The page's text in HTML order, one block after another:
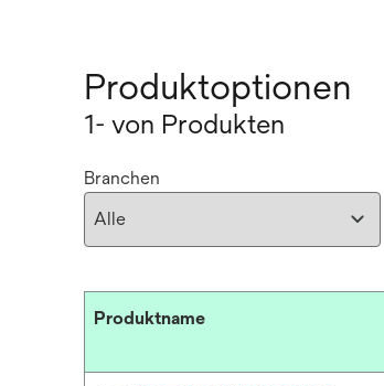
Produktoptionen
1- von Produkten
Branchen
Produktname